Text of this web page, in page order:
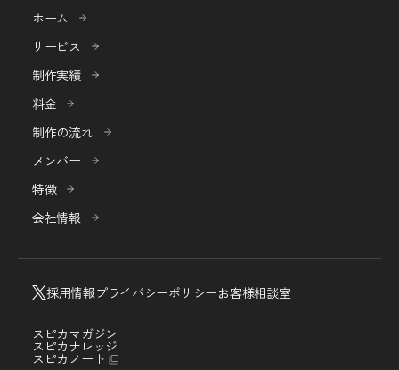
ホーム
サービス
制作実績
料金
制作の流れ
メンバー
特徴
会社情報
採用情報プライバシーポリシーお客様相談室
スピカマガジン
スピカナレッジ
スピカノート